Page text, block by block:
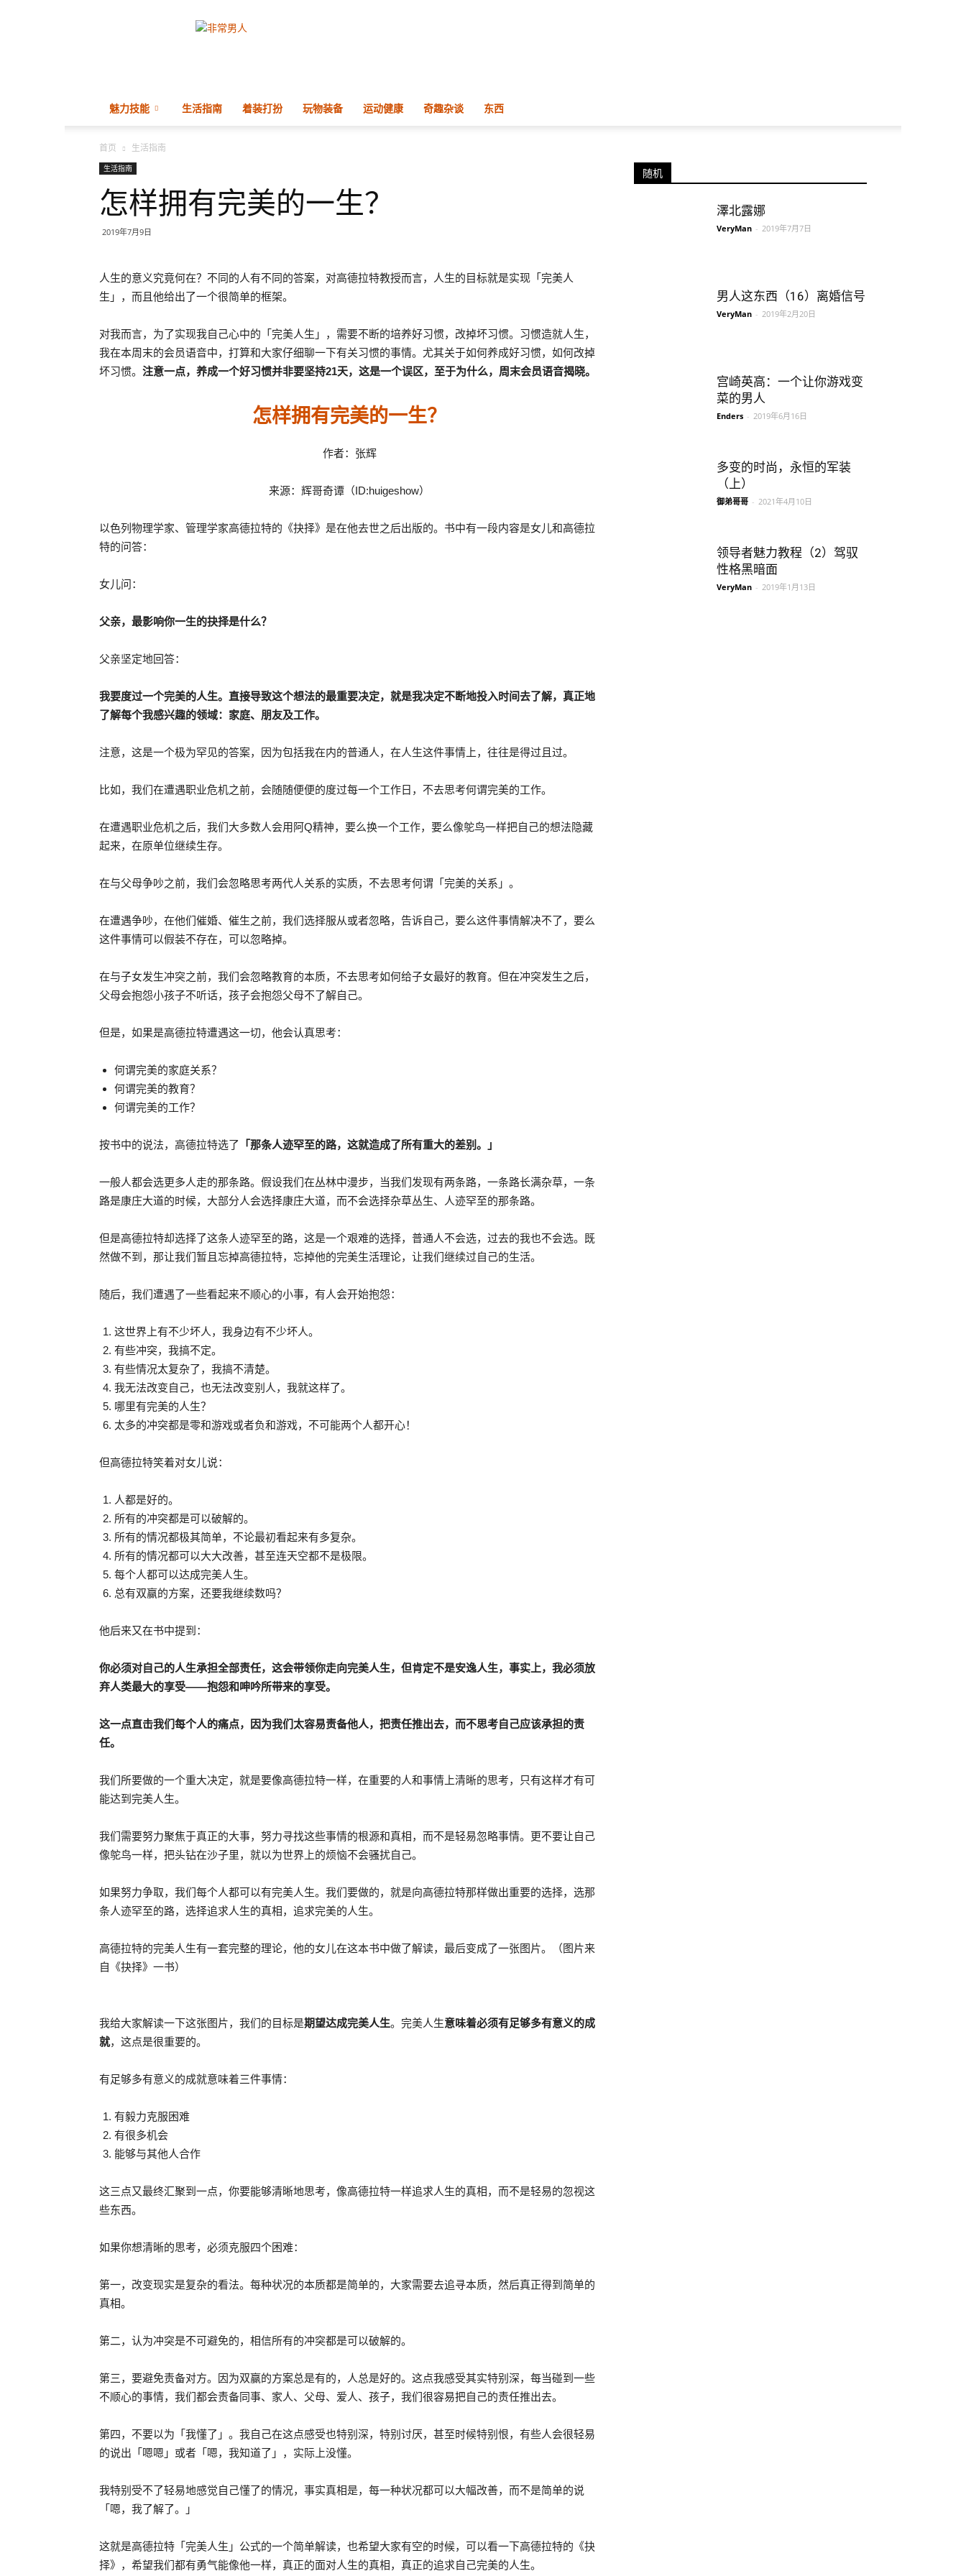
魅力技能
生活指南 着装打扮 玩物装备 运动健康 奇趣杂谈 东西
首页 生活指南
生活指南
怎样拥有完美的一生？
2019年7月9日
人生的意义究竟何在？不同的人有不同的答案，对高德拉特教授而言，人生的目标就是实现「完美人
生」，而且他给出了一个很简单的框架。
对我而言，为了实现我自己心中的「完美人生」，需要不断的培养好习惯，改掉坏习惯。习惯造就人生，
我在本周末的会员语音中，打算和大家仔细聊一下有关习惯的事情。尤其关于如何养成好习惯，如何改掉
坏习惯。 注意一点，养成一个好习惯并非要坚持21天，这是一个误区，至于为什么，周末会员语音揭晓。
怎样拥有完美的一生？
作者：张辉
来源：辉哥奇谭（ID:huigeshow）
以色列物理学家、管理学家高德拉特的《抉择》是在他去世之后出版的。书中有一段内容是女儿和高德拉
特的问答：
女儿问：
父亲，最影响你一生的抉择是什么？
父亲坚定地回答：
我要度过一个完美的人生。直接导致这个想法的最重要决定，就是我决定不断地投入时间去了解，真正地
了解每个我感兴趣的领域：家庭、朋友及工作。
注意，这是一个极为罕见的答案，因为包括我在内的普通人，在人生这件事情上，往往是得过且过。
比如，我们在遭遇职业危机之前，会随随便便的度过每一个工作日，不去思考何谓完美的工作。
在遭遇职业危机之后，我们大多数人会用阿Q精神，要么换一个工作，要么像鸵鸟一样把自己的想法隐藏
起来，在原单位继续生存。
在与父母争吵之前，我们会忽略思考两代人关系的实质，不去思考何谓「完美的关系」。
在遭遇争吵，在他们催婚、催生之前，我们选择服从或者忽略，告诉自己，要么这件事情解决不了，要么
这件事情可以假装不存在，可以忽略掉。
在与子女发生冲突之前，我们会忽略教育的本质，不去思考如何给子女最好的教育。但在冲突发生之后，
父母会抱怨小孩子不听话，孩子会抱怨父母不了解自己。
但是，如果是高德拉特遭遇这一切，他会认真思考：
何谓完美的家庭关系？
何谓完美的教育？
何谓完美的工作？
按书中的说法，高德拉特选了 「那条人迹罕至的路，这就造成了所有重大的差别。」
一般人都会选更多人走的那条路。假设我们在丛林中漫步，当我们发现有两条路，一条路长满杂草，一条
路是康庄大道的时候，大部分人会选择康庄大道，而不会选择杂草丛生、人迹罕至的那条路。
但是高德拉特却选择了这条人迹罕至的路，这是一个艰难的选择，普通人不会选，过去的我也不会选。既
然做不到，那让我们暂且忘掉高德拉特，忘掉他的完美生活理论，让我们继续过自己的生活。
随后，我们遭遇了一些看起来不顺心的小事，有人会开始抱怨：
这世界上有不少坏人，我身边有不少坏人。
有些冲突，我搞不定。
有些情况太复杂了，我搞不清楚。
我无法改变自己，也无法改变别人，我就这样了。
哪里有完美的人生？
太多的冲突都是零和游戏或者负和游戏，不可能两个人都开心！
但高德拉特笑着对女儿说：
人都是好的。
所有的冲突都是可以破解的。
所有的情况都极其简单，不论最初看起来有多复杂。
所有的情况都可以大大改善，甚至连天空都不是极限。
每个人都可以达成完美人生。
总有双赢的方案，还要我继续数吗？
他后来又在书中提到：
你必须对自己的人生承担全部责任，这会带领你走向完美人生，但肯定不是安逸人生，事实上，我必须放
弃人类最大的享受——抱怨和呻吟所带来的享受。
这一点直击我们每个人的痛点，因为我们太容易责备他人，把责任推出去，而不思考自己应该承担的责
任。
我们所要做的一个重大决定，就是要像高德拉特一样，在重要的人和事情上清晰的思考，只有这样才有可
能达到完美人生。
我们需要努力聚焦于真正的大事，努力寻找这些事情的根源和真相，而不是轻易忽略事情。更不要让自己
像鸵鸟一样，把头钻在沙子里，就以为世界上的烦恼不会骚扰自己。
如果努力争取，我们每个人都可以有完美人生。我们要做的，就是向高德拉特那样做出重要的选择，选那
条人迹罕至的路，选择追求人生的真相，追求完美的人生。
高德拉特的完美人生有一套完整的理论，他的女儿在这本书中做了解读，最后变成了一张图片。（图片来
自《抉择》一书）
我给大家解读一下这张图片，我们的目标是期望达成完美人生。完美人生意味着必须有足够多有意义的成
就，这点是很重要的。
有足够多有意义的成就意味着三件事情：
有毅力克服困难
有很多机会
能够与其他人合作
这三点又最终汇聚到一点，你要能够清晰地思考，像高德拉特一样追求人生的真相，而不是轻易的忽视这
些东西。
如果你想清晰的思考，必须克服四个困难：
第一，改变现实是复杂的看法。每种状况的本质都是简单的，大家需要去追寻本质，然后真正得到简单的
真相。
第二，认为冲突是不可避免的，相信所有的冲突都是可以破解的。
第三，要避免责备对方。因为双赢的方案总是有的，人总是好的。这点我感受其实特别深，每当碰到一些
不顺心的事情，我们都会责备同事、家人、父母、爱人、孩子，我们很容易把自己的责任推出去。
第四，不要以为「我懂了」。我自己在这点感受也特别深，特别讨厌，甚至时候特别恨，有些人会很轻易
的说出「嗯嗯」或者「嗯，我知道了」，实际上没懂。
我特别受不了轻易地感觉自己懂了的情况，事实真相是，每一种状况都可以大幅改善，而不是简单的说
「嗯，我了解了。」
这就是高德拉特「完美人生」公式的一个简单解读，也希望大家有空的时候，可以看一下高德拉特的《抉
择》，希望我们都有勇气能像他一样，真正的面对人生的真相，真正的追求自己完美的人生。
随机
澤北露娜
VeryMan - 2019年7月7日
男人这东西（16）离婚信号
VeryMan - 2019年2月20日
宫崎英高：一个让你游戏变
菜的男人
Enders - 2019年6月16日
多变的时尚，永恒的军装
（上）
御弟哥哥 - 2021年4月10日
领导者魅力教程（2）驾驭
性格黑暗面
VeryMan - 2019年1月13日